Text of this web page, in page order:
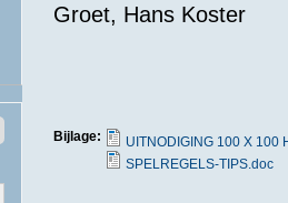
Groet, Hans Koster​
Bijlage:
UITNODIGING 100 X 100
SPELREGELS-TIPS.doc